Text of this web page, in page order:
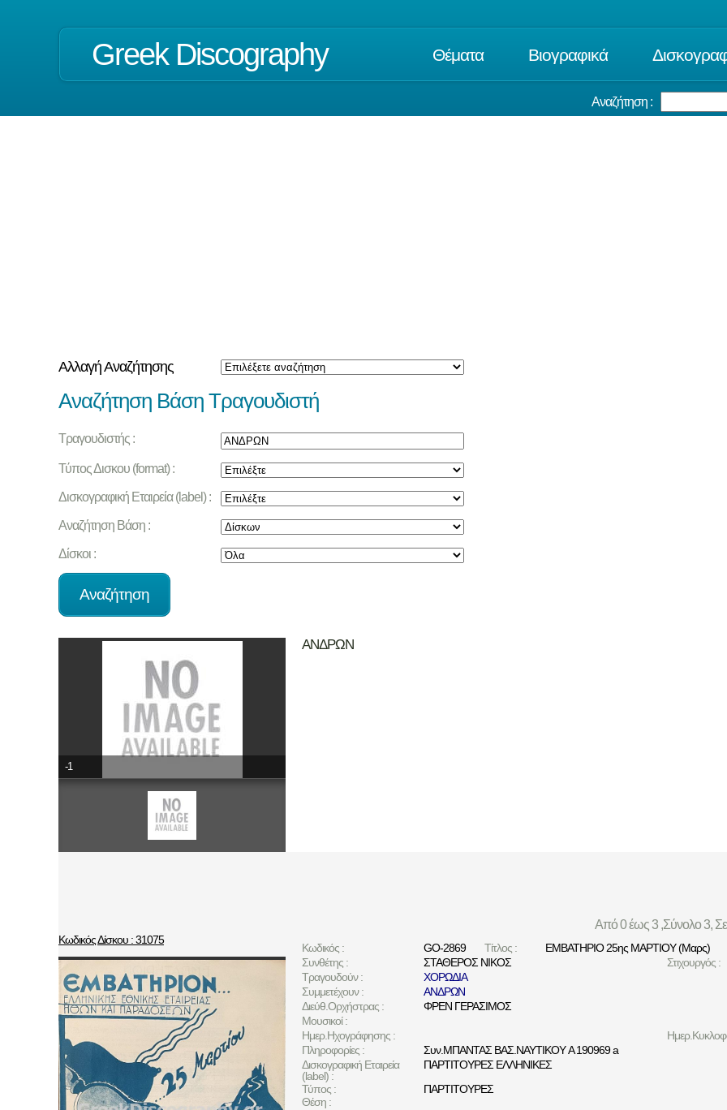
Greek Discography Θέματα Βιογραφικά
Αναζήτηση :
Αλλαγή Αναζήτησης
Αναζήτηση Βάση Τραγουδιστή
Τραγουδιστής :
Τύπος Δισκου (format) :
Δισκογραφική Εταιρεία (label) :
Αναζήτηση Βάση :
Δίσκοι :
-1
ΑΝΔΡΩΝ
Από 0 έως 3 ,Σύνολο 3,
Κωδικός Δίσκου : 31075
Κωδικός : GO-2869 Τίτλος :
ΕΜΒΑΤΗΡΙΟ 25ης ΜΑΡΤΙΟΥ (Μαρς)
Συνθέτης :
ΣΤΑΘΕΡΟΣ ΝΙΚΟΣ
Στιχουργός :
Τραγουδούν :
ΧΟΡΩΔΙΑ
Συμμετέχουν :
ΑΝΔΡΩΝ
Διεύθ.Ορχήστρας :
ΦΡΕΝ ΓΕΡΑΣΙΜΟΣ
Μουσικοί :
Ημερ.Ηχογράφησης :
Πληροφορίες :
Συν.ΜΠΑΝΤΑΣ ΒΑΣ.ΝΑΥΤΙΚΟΥ A 190969 a
Δισκογραφική Εταιρεία
(label) :
ΠΑΡΤΙΤΟΥΡΕΣ ΕΛΛΗΝΙΚΕΣ
Τύπος :
ΠΑΡΤΙΤΟΥΡΕΣ
Θέση :